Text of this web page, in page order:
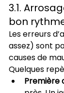
3.1.
bon
Les erreurs
assez) sont
causes de
Quelques
Première